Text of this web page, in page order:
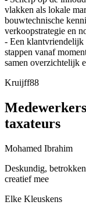
vlakken als lokale
bouwtechnische
verkoopstrategie en
- Een klantvriendelijk
stappen vanaf
samen overzichtelijk
Kruijff88
taxateurs
Mohamed Ibrahim
Deskundig,
creatief mee
Elke Kleuskens